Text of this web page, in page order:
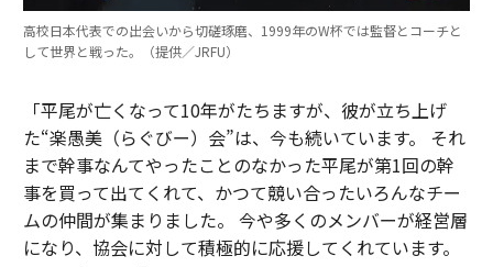
高校日本代表での出会いから切磋琢磨、1999年のW杯では監督とコーチと
して世界と戦った。（提供／JRFU）
「平尾が亡くなって10年がたちますが、彼が立ち上げ
た“楽愚美（らぐびー）会”は、今も続いています。 それ
まで幹事なんてやったことのなかった平尾が第1回の幹
事を買って出てくれて、かつて競い合ったいろんなチー
ムの仲間が集まりました。 今や多くのメンバーが経営層
になり、協会に対して積極的に応援してくれています。